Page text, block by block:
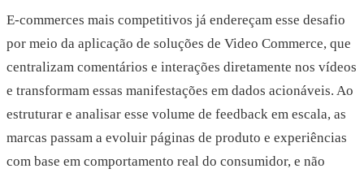
E-commerces mais competitivos já endereçam esse desafio
por meio da aplicação de soluções de Video Commerce, que
centralizam comentários e interações diretamente nos vídeos
e transformam essas manifestações em dados acionáveis. Ao
estruturar e analisar esse volume de feedback em escala, as
marcas passam a evoluir páginas de produto e experiências
com base em comportamento real do consumidor, e não